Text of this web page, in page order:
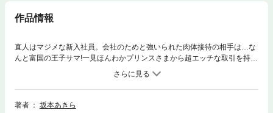
作品情報
直人はマジメな新入社員。会社のためと強いられた肉体接待の相手は…な
んと富国の王子サマ!一見ほんわかプリンスさまから超エッチな取引を持ち
かけられて――!?王子様×庶民のディープでエロスな格差恋愛を4遍収録。
著者
坂本あきら